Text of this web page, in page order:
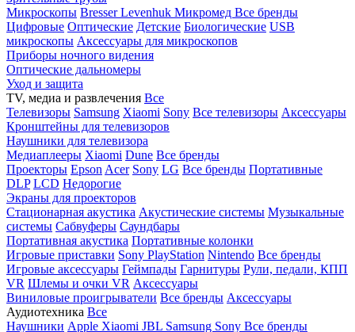
Микроскопы BresserLevenhuk Микромед Все бренды
Цифровые Оптические Детские Биологические USB
микроскопы Аксессуары для микроскопов
Приборы ночного видения
Оптические дальномеры
Уход и защита
TV, медиа и развлечения Все
Телевизоры Samsung Xiaomi Sony Все телевизоры Аксессуары
Кронштейны для телевизоров
Наушники для телевизора
Медиаплееры Xiaomi Dune Все бренды
Проекторы Epson Acer Sony LG Все бренды Портативные
DLP LCD Недорогие
Экраны для проекторов
Стационарная акустика Акустические системы Музыкальные
системы Сабвуферы Саундбары
Портативная акустика Портативные колонки
Игровые приставки Sony PlayStation Nintendo Все бренды
Игровые аксессуары Геймпады Гарнитуры Рули, педали, КПП
VR Шлемы и очки VR Аксессуары
Виниловые проигрыватели Все бренды Аксессуары
Аудиотехника Все
Наушники Apple Xiaomi JBL Samsung Sony Все бренды